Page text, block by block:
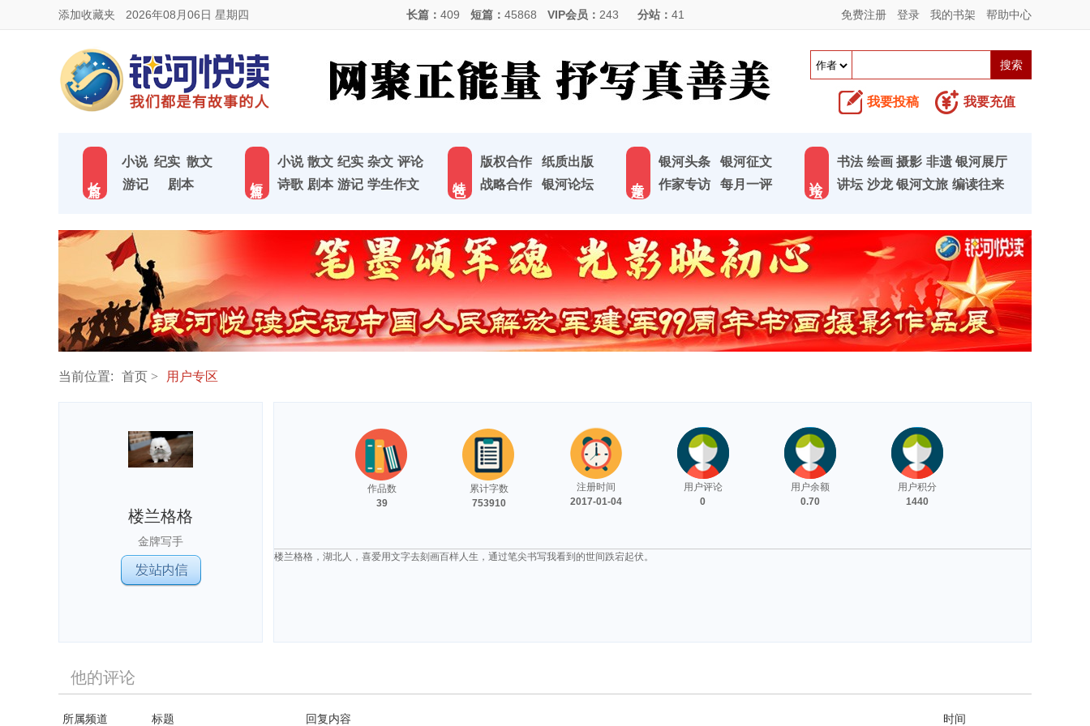
添加收藏夹 2026年08月06日 星期四 长篇： 409 短篇： 45868 VIP会员： 243 分站： 41 免费注册 登录 我的书架 帮助中心
我要投稿 我要充值
小说 纪实 散文
游记
剧本
小说 散文 纪实 杂文 评论
诗歌 剧本 游记 学生作文
版权合作
纸质出版
战略合作
银河论坛
银河头条
银河征文
作家专访
每月一评
书法 绘画 摄影 非遗 银河展厅
讲坛 沙龙 银河文旅 编读往来
当前位置: 首页 用户专区
楼兰格格
金牌写手
作品数
39
累计字数
753910
注册时间
2017-01-04
用户评论
0
用户余额
0.70
用户积分
1440
楼兰格格，湖北人，喜爱用文字去刻画百样人生，通过笔尖书写我看到的世间跌宕起伏。
他的评论
所属频道 标题 回复内容 时间